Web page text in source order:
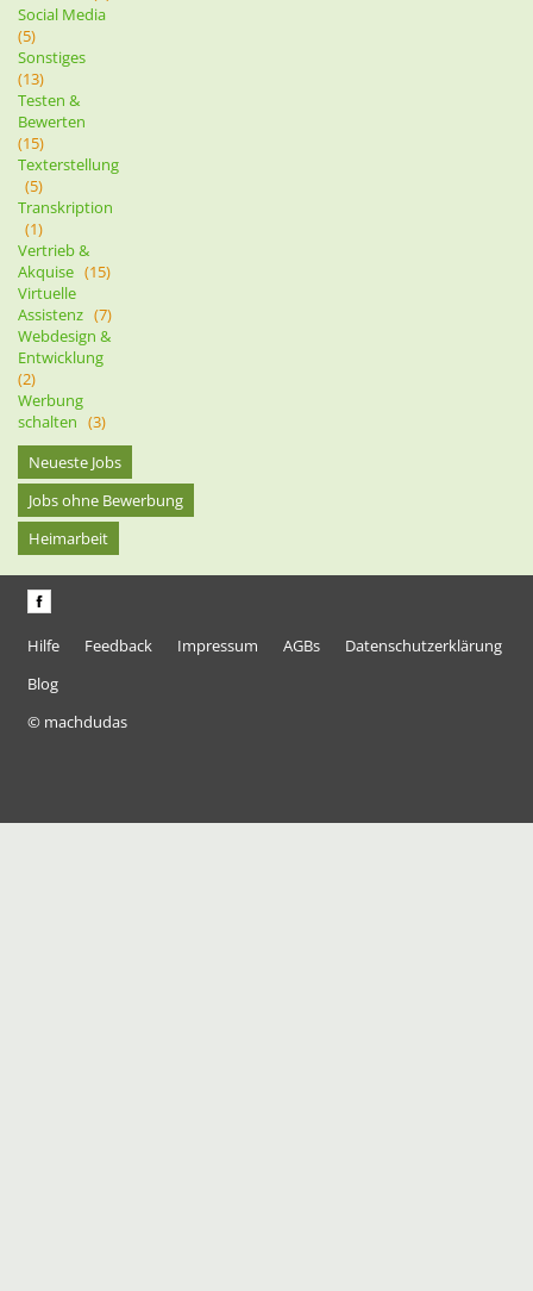
Social Media
(5)
Sonstiges
(13)
Testen &
Bewerten
(15)
Texterstellung
(5)
Transkription
(1)
Vertrieb &
Akquise (15)
Virtuelle
Assistenz (7)
Webdesign &
Entwicklung
(2)
Werbung
schalten (3)
Neueste Jobs
Jobs ohne Bewerbung
Heimarbeit
Hilfe Feedback Impressum AGBs
Datenschutzerklärung
Blog
© machdudas